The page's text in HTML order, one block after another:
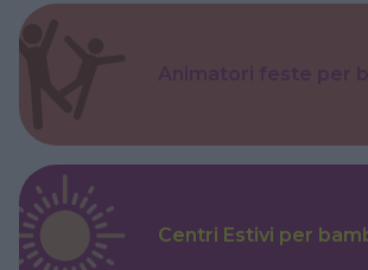
Centri Estivi per